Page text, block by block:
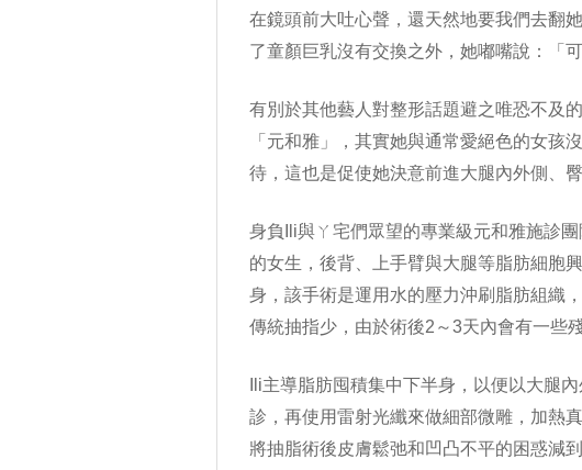
在鏡頭前大吐心聲，還天然地要我們去翻
了童顏巨乳沒有交換之外，她嘟嘴說：「
有別於其他藝人對整形話題避之唯恐不及
「元和雅」，其實她與通常愛絕色的女孩
待，這也是促使她決意前進大腿內外側、
身負Ili與ㄚ宅們眾望的專業級元和雅施診
的女生，後背、上手臂與大腿等脂肪細胞
身，該手術是運用水的壓力沖刷脂肪組織
傳統抽指少，由於術後2～3天內會有一些
Ili主導脂肪囤積集中下半身，以便以大腿
診，再使用雷射光纖來做細部微雕，加熱
將抽脂術後皮膚鬆弛和凹凸不平的困惑減